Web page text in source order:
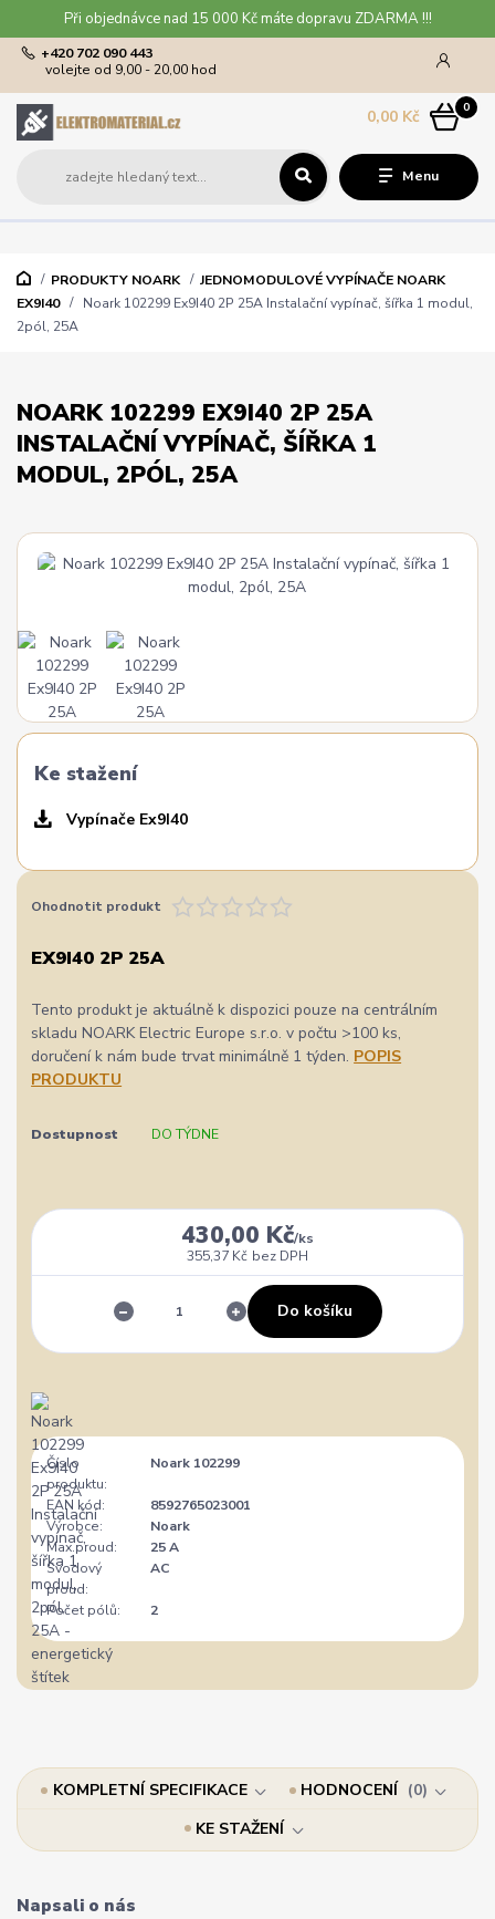
Při objednávce nad 15 000 Kč máte dopravu ZDARMA !!!
Menu
+420 702 090 443
volejte od 9,00 - 20,00 hod
0
0,00 Kč
PRODUKTY NOARK
JEDNOMODULOVÉ VYPÍNAČE NOARK
EX9I40
Noark 102299 Ex9I40 2P 25A Instalační vypínač, šířka 1 modul,
2pól, 25A
NOARK 102299 EX9I40 2P 25A
INSTALAČNÍ VYPÍNAČ, ŠÍŘKA 1
MODUL, 2PÓL, 25A
Ke stažení
Vypínače Ex9I40
Ohodnotit produkt
EX9I40 2P 25A
Tento produkt je aktuálně k dispozici pouze na centrálním
skladu NOARK Electric Europe s.r.o. v počtu >100 ks,
doručení k nám bude trvat minimálně 1 týden. POPIS
PRODUKTU
Dostupnost DO TÝDNE
430,00 Kč/ks
355,37 Kč bez DPH
Do košíku
Číslo
produktu:
Noark 102299
EAN kód:
8592765023001
Výrobce:
Noark
Max.proud:
25 A
Svodový
proud:
AC
Počet pólů: 2
KOMPLETNÍ SPECIFIKACE HODNOCENÍ
0
KE STAŽENÍ
Napsali o nás